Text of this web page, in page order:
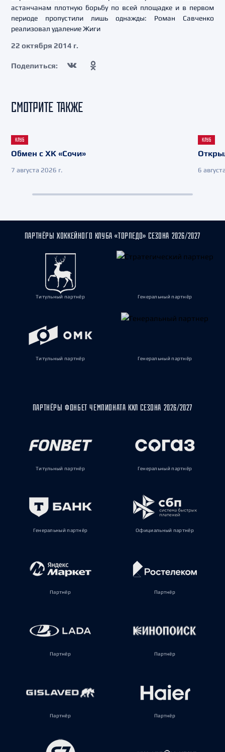
астанчанам плотную борьбу по всей площадке и в первом
периоде пропустили лишь однажды: Роман Савченко
реализовал удаление Жиги
22 октября 2014 г.
Поделиться:
СМОТРИТЕ ТАКЖЕ
КЛУБ
Обмен с ХК «Сочи»
7 августа 2026 г.
КЛУБ
6
ПАРТНЁРЫ ХОККЕЙНОГО КЛУБА «ТОРПЕДО» СЕЗОНА 2026/2027
Титульный партнёр Генеральный партнёр
Титульный партнёр Генеральный партнёр
ПАРТНЁРЫ ФОНБЕТ ЧЕМПИОНАТА КХЛ СЕЗОНА 2026/2027
Титульный партнёр Генеральный партнёр
Генеральный партнёр Официальный партнёр
Партнёр Партнёр
Партнёр Партнёр
Партнёр Партнёр